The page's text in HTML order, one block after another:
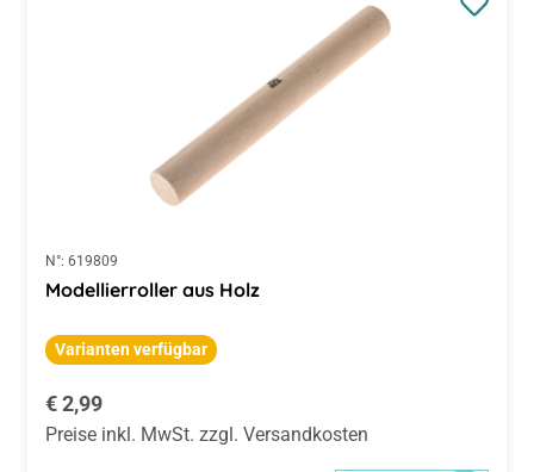
N°: 619809
Modellierroller aus Holz
Varianten verfügbar
Regulärer Preis:
€ 2,99
Preise inkl. MwSt. zzgl. Versandkosten